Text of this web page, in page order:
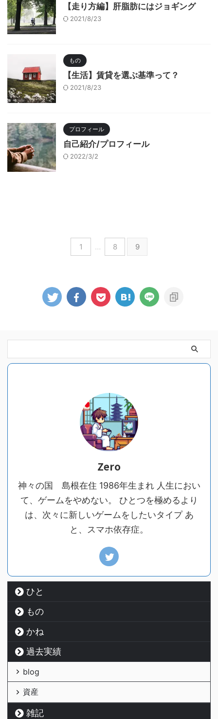
【走り方編】肝脂肪にはジョギング
2021/8/23
もの
【生活】賃貸を選ぶ基準って？
2021/8/23
プロフィール
自己紹介/プロフィール
2022/3/2
1 … 8 9
Zero
神々の国 島根在住 1986年生まれ 人生におい
て、ゲームをやめない。 ひとつを極めるより
は、次々に新しいゲームをしたいタイプ あ
と、スマホ依存症。
ひと
もの
かね
過去実績
blog
資産
雑記